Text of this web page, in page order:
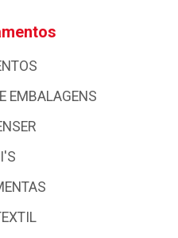
EMBALAGENS